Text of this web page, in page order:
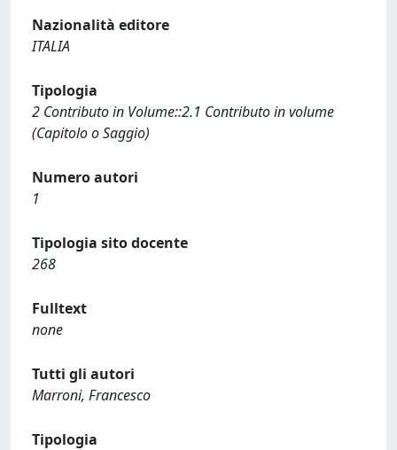
Nazionalità editore
ITALIA
Tipologia
2 Contributo in Volume::2.1 Contributo in volume
(Capitolo o Saggio)
Numero autori
1
Tipologia sito docente
268
Fulltext
none
Tutti gli autori
Marroni, Francesco
Tipologia